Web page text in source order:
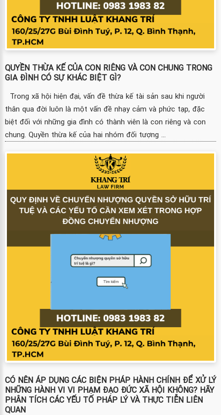
QUYỀN THỪA KẾ CỦA CON RIÊNG VÀ CON CHUNG TRONG
GIA ĐÌNH CÓ SỰ KHÁC BIỆT GÌ?
Trong xã hội hiện đại, vấn đề thừa kế tài sản sau khi người
thân qua đời luôn là một vấn đề nhạy cảm và phức tạp, đặc
biệt đối với những gia đình có thành viên là con riêng và con
chung. Quyền thừa kế của hai nhóm đối tượng ...
CÓ NÊN ÁP DỤNG CÁC BIỆN PHÁP HÀNH CHÍNH ĐỂ XỬ LÝ
NHỮNG HÀNH VI VI PHẠM ĐẠO ĐỨC XÃ HỘI KHÔNG? HÃY
PHÂN TÍCH CÁC YẾU TỐ PHÁP LÝ VÀ THỰC TIỄN LIÊN
QUAN